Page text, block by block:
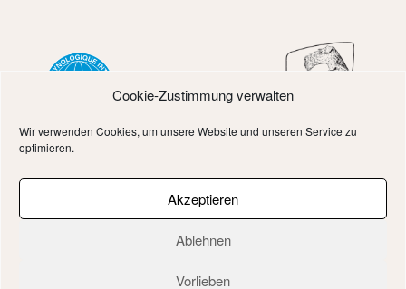
Cookie-Zustimmung verwalten
Wir verwenden Cookies, um unsere Website und unseren Service zu
optimieren.
Akzeptieren
Ablehnen
Vorlieben
DATENSCHUTZ